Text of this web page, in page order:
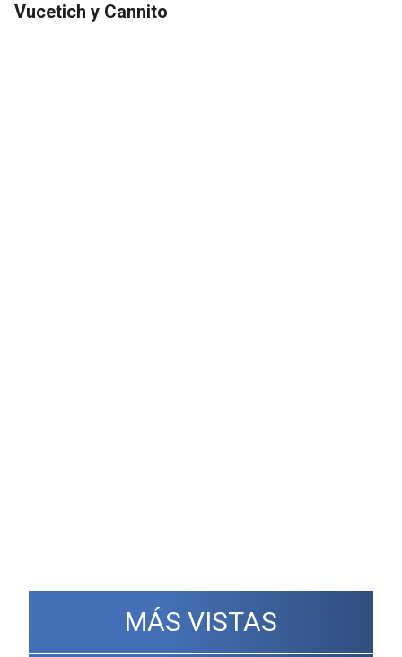
Vucetich y Cannito
MÁS VISTAS